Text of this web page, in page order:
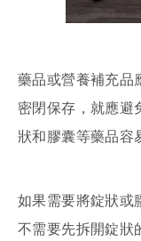
藥品或營養補充品
密閉保存，就應避
狀和膠囊等藥品容
如果需要將錠狀或
不需要先拆開錠狀